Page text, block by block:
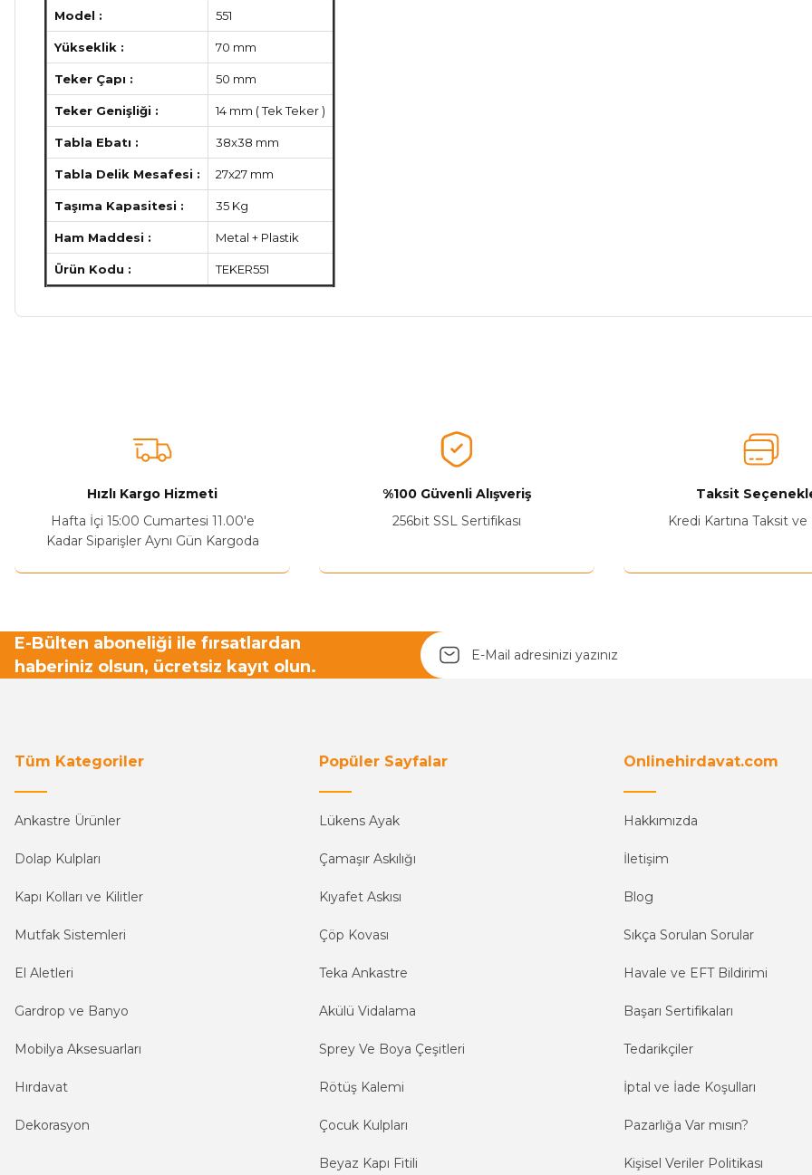
Model : 551
Yükseklik : 70 mm
Teker Çapı : 50 mm
Teker Genişliği : 14 mm ( Tek Teker )
Tabla Ebatı : 38x38 mm
Tabla Delik Mesafesi : 27x27 mm
Taşıma Kapasitesi : 35 Kg
Ham Maddesi : Metal + Plastik
Ürün Kodu : TEKER551
Ürün açıklamasında eksik bilgiler bulunuyor.
Bu ürüne benzer farklı alternatifler olmalı.
Yetkiliye Gönder
Hızlı Kargo Hizmeti
Hafta İçi 15:00 Cumartesi 11.00'e
Kadar Siparişler Aynı Gün Kargoda
%100 Güvenli Alışveriş
256bit SSL Sertifikası
Taksit
Kredi Kartına Taksit ve
E-Bülten aboneliği ile fırsatlardan
haberiniz olsun, ücretsiz kayıt olun.
Tüm Kategoriler
Ankastre Ürünler
Dolap Kulpları
Kapı Kolları ve Kilitler
Mutfak Sistemleri
El Aletleri
Gardrop ve Banyo
Mobilya Aksesuarları
Hırdavat
Dekorasyon
Popüler Sayfalar
Lükens Ayak
Çamaşır Askılığı
Kıyafet Askısı
Çöp Kovası
Teka Ankastre
Akülü Vidalama
Sprey Ve Boya Çeşitleri
Rötüş Kalemi
Çocuk Kulpları
Beyaz Kapı Fitili
Onlinehirdavat.com
Hakkımızda
İletişim
Blog
Sıkça Sorulan Sorular
Havale ve EFT Bildirimi
Başarı Sertifikaları
Tedarikçiler
İptal ve İade Koşulları
Pazarlığa Var mısın?
Kişisel Veriler Politikası